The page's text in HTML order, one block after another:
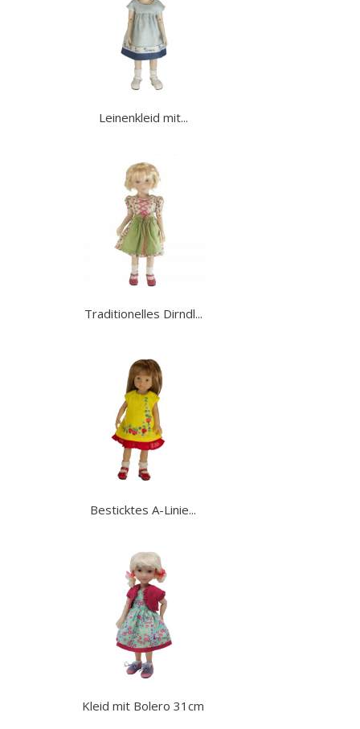
Leinenkleid mit...
Traditionelles Dirndl...
Besticktes A-Linie...
Kleid mit Bolero 31cm